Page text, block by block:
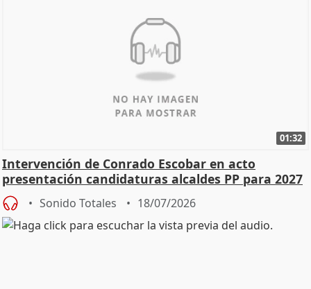
01:32
Intervención de Conrado Escobar en acto
presentación candidaturas alcaldes PP para 2027
Sonido Totales 18/07/2026